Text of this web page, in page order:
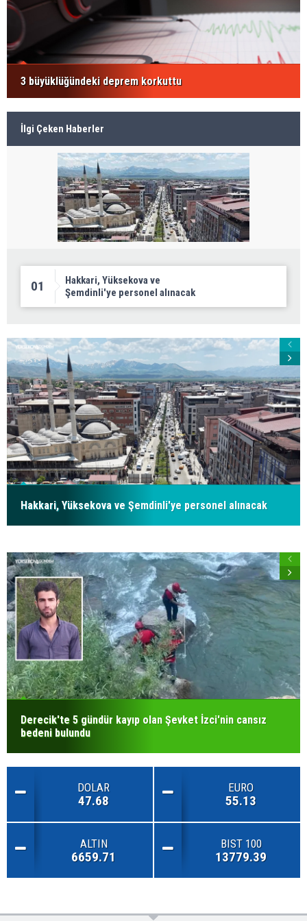
3 büyüklüğündeki deprem korkuttu
İlgi Çeken Haberler
01
Hakkari, Yüksekova ve
Şemdinli'ye personel alınacak
Hakkari, Yüksekova ve Şemdinli'ye personel alınacak
Derecik'te 5 gündür kayıp olan Şevket İzci'nin cansız
bedeni bulundu
DOLAR
47.68
EURO
55.13
ALTIN
6659.71
BIST 100
13779.39